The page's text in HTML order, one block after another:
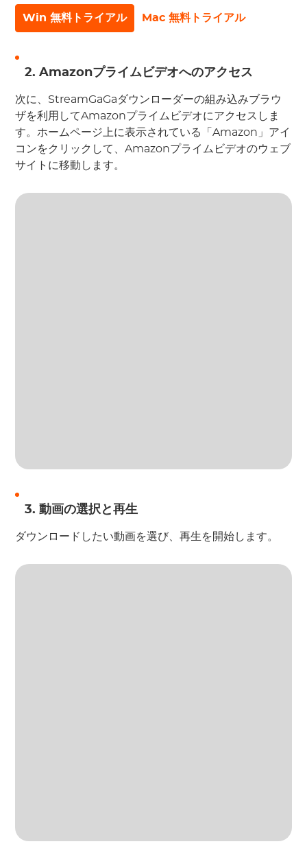
Win 無料トライアル Mac 無料トライアル
2. Amazonプライムビデオへのアクセス
次に、StreamGaGaダウンローダーの組み込みブラウ
ザを利用してAmazonプライムビデオにアクセスしま
す。ホームページ上に表示されている「Amazon」アイ
コンをクリックして、Amazonプライムビデオのウェブ
サイトに移動します。
3. 動画の選択と再生
ダウンロードしたい動画を選び、再生を開始します。